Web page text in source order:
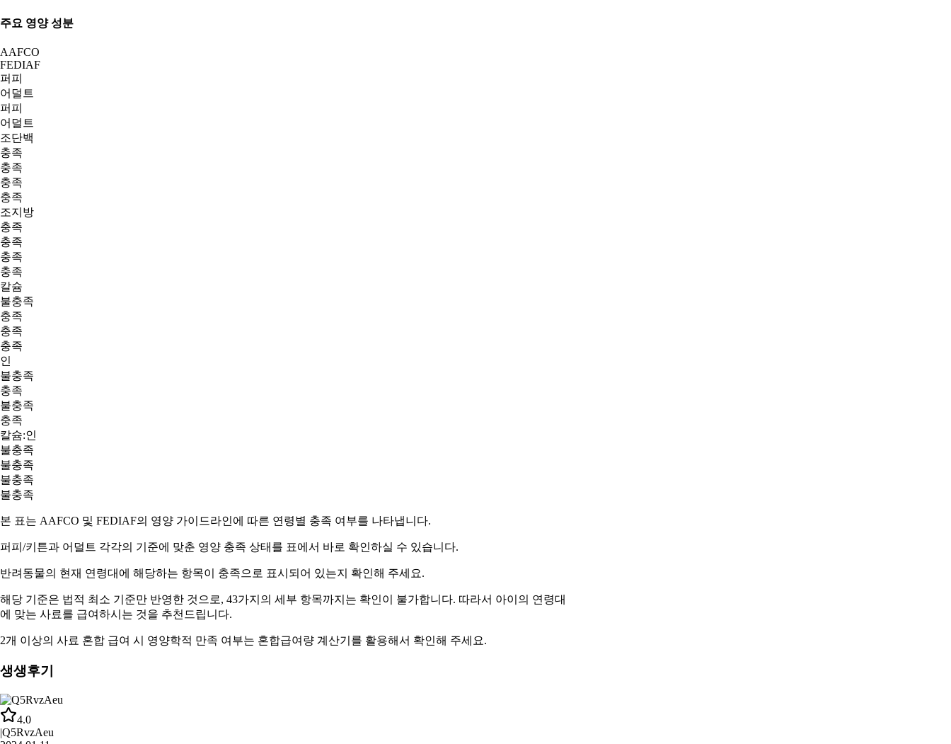
주요 영양 성분
AAFCO
FEDIAF
퍼피
어덜트
퍼피
어덜트
조단백
충족
충족
충족
충족
조지방
충족
충족
충족
충족
칼슘
불충족
충족
충족
충족
인
불충족
충족
불충족
충족
칼슘:인
불충족
불충족
불충족
불충족
본 표는 AAFCO 및 FEDIAF의 영양 가이드라인에 따른 연령별 충족 여부를 나타냅니다.
퍼피/키튼과 어덜트 각각의 기준에 맞춘 영양 충족 상태를 표에서 바로 확인하실 수 있습니다.
반려동물의 현재 연령대에 해당하는 항목이 충족으로 표시되어 있는지 확인해 주세요.
해당 기준은 법적 최소 기준만 반영한 것으로, 43가지의 세부 항목까지는 확인이 불가합니다. 따라서 아이의 연령대
에 맞는 사료를 급여하시는 것을 추천드립니다.
2개 이상의 사료 혼합 급여 시 영양학적 만족 여부는 혼합급여량 계산기 를 활용해서 확인해 주세요.
생생후기
4.0
|Q5RvzAeu